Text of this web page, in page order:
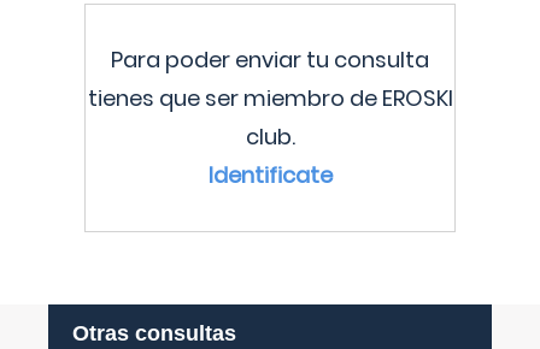
Para poder enviar tu consulta
tienes que ser miembro de EROSKI
club.
Identificate
Otras consultas